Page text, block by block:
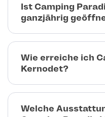
Ist Camping
ganzjährig
Wie erreiche ich
Kernodet?
Welche